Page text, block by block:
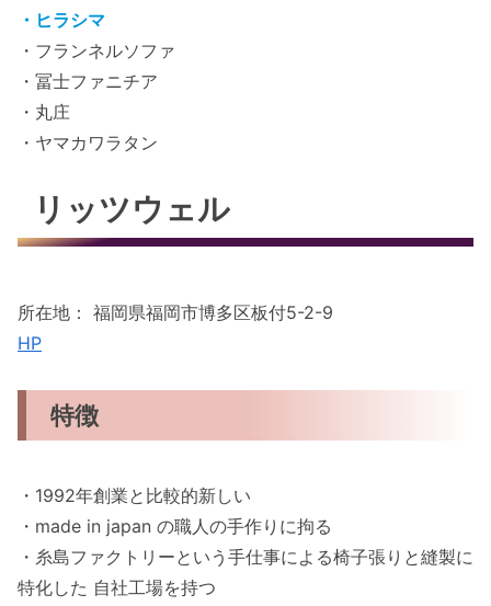
・ヒラシマ
・フランネルソファ
・冨士ファニチア
・丸庄
・ヤマカワラタン
リッツウェル
所在地： 福岡県福岡市博多区板付5-2-9
HP
特徴
・1992年創業と比較的新しい
・made in japan の職人の手作りに拘る
・糸島ファクトリーという手仕事による椅子張りと縫製に
特化した 自社工場を持つ